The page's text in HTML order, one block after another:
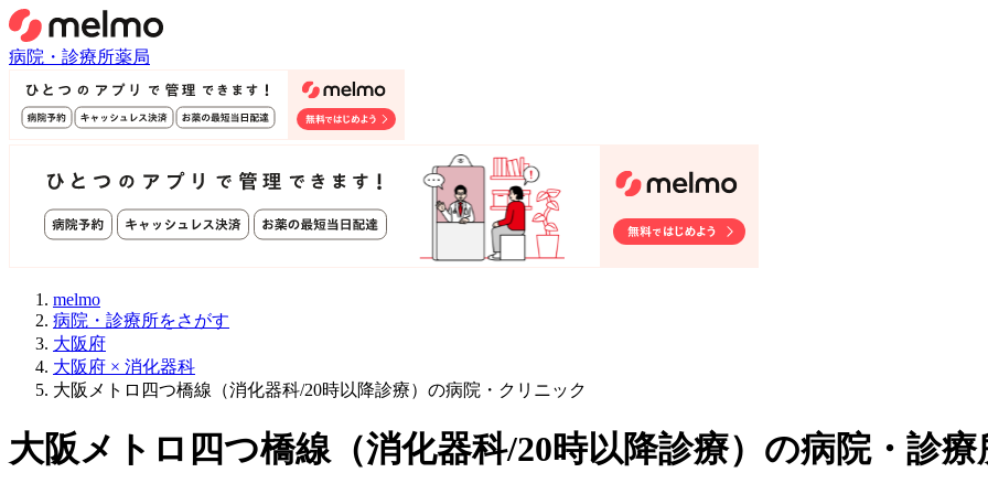
病院・診療所薬局
melmo
病院・診療所をさがす
大阪府
大阪府 × 消化器科
大阪メトロ四つ橋線（消化器科/20時以降診療）の病院・クリニック
大阪メトロ四つ橋線（消化器科/20時以降診療） の病院・診療